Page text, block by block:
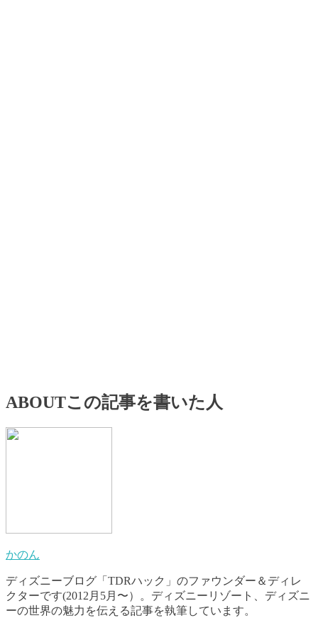
ABOUTこの記事を書いた人
かのん
ディズニーブログ「TDRハック」のファウンダー＆ディレ
クターです(2012月5月〜）。ディズニーリゾート、ディズニ
ーの世界の魅力を伝える記事を執筆しています。